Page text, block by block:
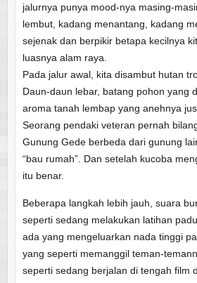
jalurnya punya mood-nya masing-
lembut, kadang menantang, kadang
sejenak dan berpikir betapa kecilnya
luasnya alam raya.
Pada jalur awal, kita disambut hutan
Daun-daun lebar, batang pohon yang
aroma tanah lembap yang anehnya
Seorang pendaki veteran pernah
Gunung Gede berbeda dari gunung
“bau rumah”. Dan setelah kucoba
itu benar.
Beberapa langkah lebih jauh, suara
seperti sedang melakukan latihan
ada yang mengeluarkan nada tinggi
yang seperti memanggil teman-
seperti sedang berjalan di tengah film